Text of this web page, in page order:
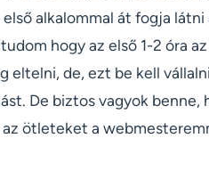
alkalommal át fogja
hogy az első 1-2 óra
eltelni, de, ezt be kell
De biztos vagyok
ötleteket a